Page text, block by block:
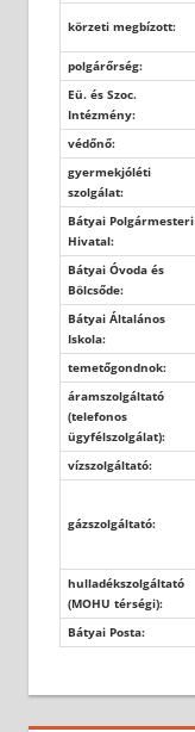
körzeti megbízott:
polgárőrség:
Eü. és Szoc.
Intézmény:
védőnő:
gyermekjóléti
szolgálat:
Bátyai Polgármesteri
Hivatal:
Bátyai Óvoda és
Bölcsőde:
Bátyai Általános
Iskola:
temetőgondnok:
áramszolgáltató
(telefonos
ügyfélszolgálat):
vízszolgáltató:
gázszolgáltató:
hulladékszolgáltató
(MOHU térségi):
Bátyai Posta: